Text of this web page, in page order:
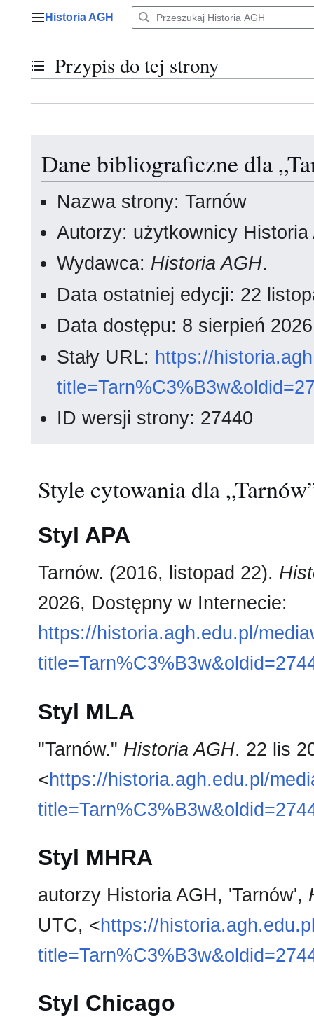
Menu główne
Historia AGH
Przełącz stan spisu treści
Przypis do tej strony
Dane bibliograficzne dla
Nazwa strony: Tarnów
Autorzy: użytkownicy Historia
Wydawca: Historia AGH.
Data ostatniej edycji: 22
Data dostępu: 8 sierpień
Stały URL: https://
ID wersji strony: 27440
Style cytowania dla
Styl APA
Tarnów. (2016, listopad 22).
2026, Dostępny w Internecie:
https://historia.agh.edu.pl/
Styl MLA
"Tarnów." Historia AGH. 22 lis
<https://historia.agh.edu.pl/
Styl MHRA
autorzy Historia AGH, 'Tarnów',
UTC, <https://
Styl Chicago